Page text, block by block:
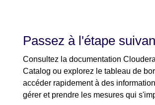
Passez à l'étape
Consultez la documentation
Catalog ou explorez le tableau de
accéder rapidement à des
gérer et prendre les mesures qui